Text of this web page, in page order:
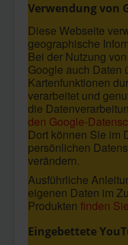
Verwendung von
Diese Webseite
geographische
Bei der Nutzung
Google auch Daten
Kartenfunktionen
verarbeitet und
die
den Google-
Dort können Sie im
persönlichen
verändern.
Ausführliche
eigenen Daten im
Produkten finden
Eingebettete